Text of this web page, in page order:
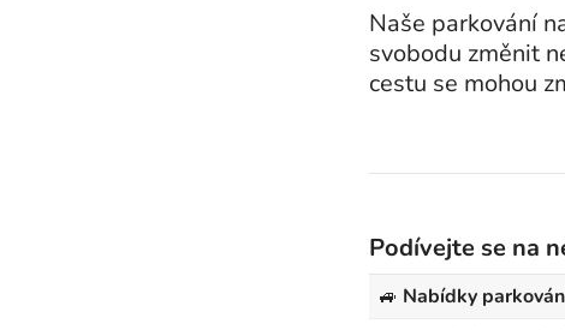
Naše parkování
svobodu změnit
cestu se mohou
Podívejte se na
🚙 Nabídky